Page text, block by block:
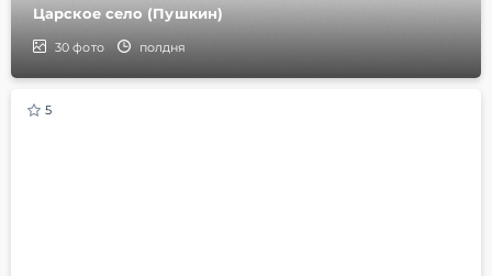
Царское село (Пушкин)
30 фото полдня
5